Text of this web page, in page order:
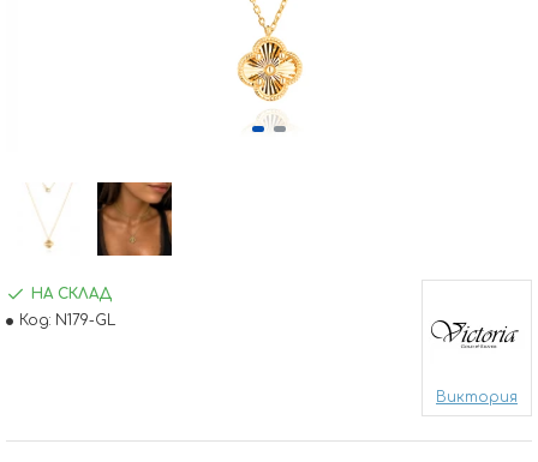
НА СКЛАД
Код: N179-GL
Виктория